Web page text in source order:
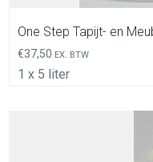
One Step Tapijt- en
€37,50 EX. BTW
1 x 5 liter